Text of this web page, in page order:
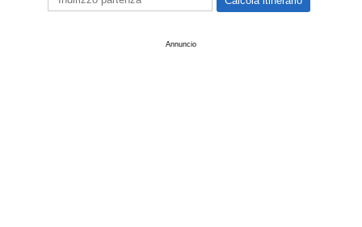
Annuncio